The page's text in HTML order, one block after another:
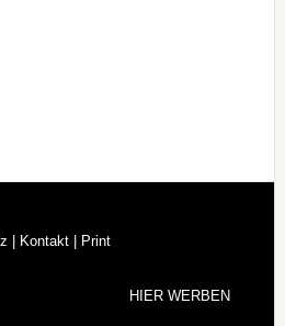
| Kontakt | Print
HIER WERBEN